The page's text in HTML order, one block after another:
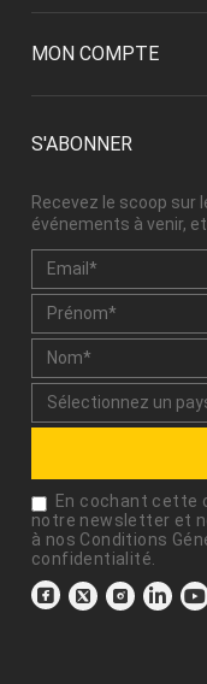
MON COMPTE
S'ABONNER
Recevez le scoop sur
événements à venir,
En cochant cette
notre newsletter et
à nos Conditions
confidentialité